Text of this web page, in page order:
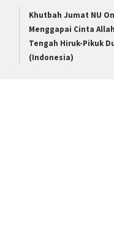
Khutbah Jumat NU
Menggapai Cinta
Tengah Hiruk-Pikuk
(Indonesia)